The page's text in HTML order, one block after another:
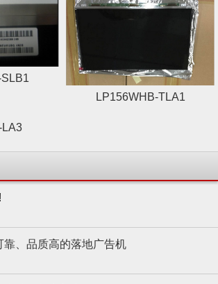
LP156WHB-TLA1
LA3
靠、品质高的落地广告机